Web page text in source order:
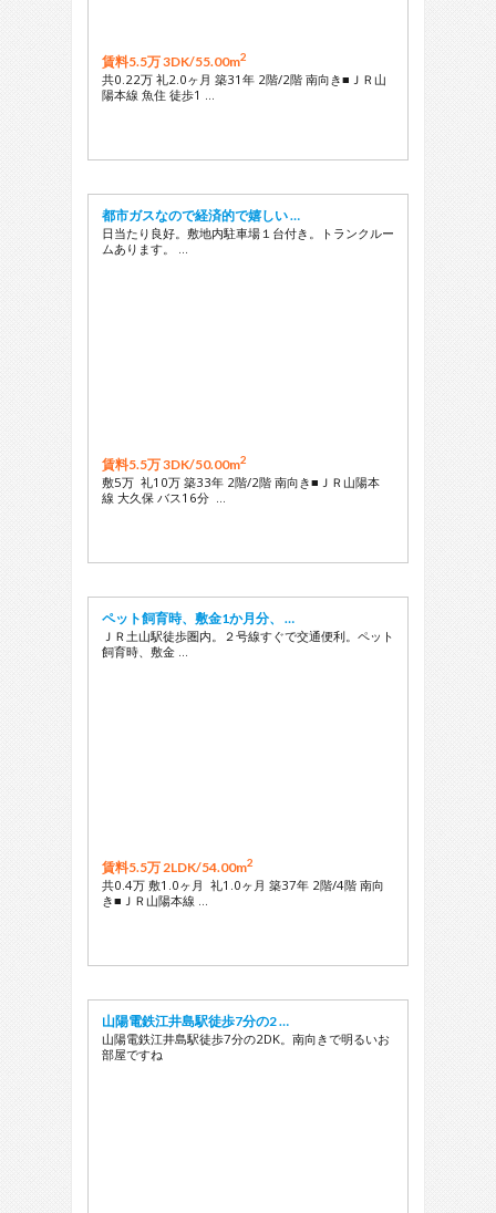
賃料5.5万 3DK/55.00m2
共0.22万 礼2.0ヶ月 築31年 2階/2階 南向き■ＪＲ山
陽本線 魚住 徒歩1 …
都市ガスなので経済的で嬉しい …
日当たり良好。敷地内駐車場１台付き。トランクルー
ムあります。 …
賃料5.5万 3DK/50.00m2
敷5万 礼10万 築33年 2階/2階 南向き■ＪＲ山陽本
線 大久保 バス16分 …
ペット飼育時、敷金1か月分、 …
ＪＲ土山駅徒歩圏内。２号線すぐで交通便利。ペット
飼育時、敷金 …
賃料5.5万 2LDK/54.00m2
共0.4万 敷1.0ヶ月 礼1.0ヶ月 築37年 2階/4階 南向
き■ＪＲ山陽本線 …
山陽電鉄江井島駅徒歩7分の2 …
山陽電鉄江井島駅徒歩7分の2DK。南向きで明るいお
部屋ですね